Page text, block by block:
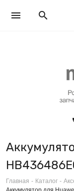
Главная - Каталог -